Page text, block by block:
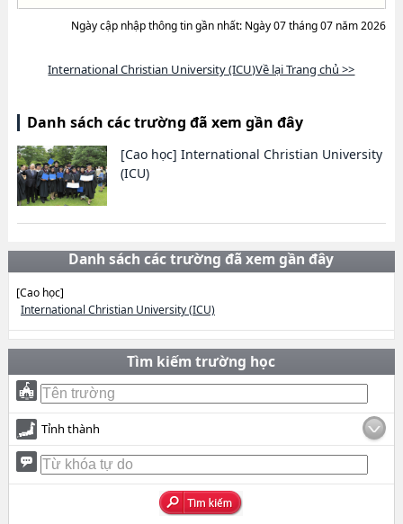
Ngày cập nhập thông tin gần nhất: Ngày 07 tháng 07 năm 2026
International Christian University (ICU)Về lại Trang chủ >>
Danh sách các trường đã xem gần đây
[Cao học] International Christian University
(ICU)
Danh sách các trường đã xem gần đây
[Cao học]
International Christian University (ICU)
Tìm kiếm trường học
Tỉnh thành